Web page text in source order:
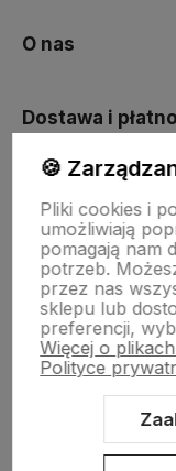
O nas
Dostawa i
Obsługa
Sklep internetowy
🍪
Pliki cookies i
umożliwiają
pomagają nam
potrzeb.
przez nas
sklepu lub
preferencji,
Więcej o
Polityce